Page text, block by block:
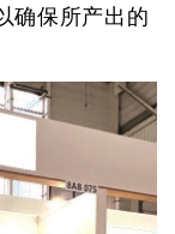
确保所产出的